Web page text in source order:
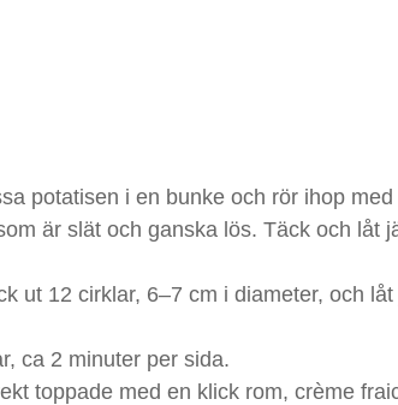
potatisen i en bunke och rör ihop
är slät och ganska lös. Täck och låt
ut 12 cirklar, 6–7 cm i diameter, och
ca 2 minuter per sida.
toppade med en klick rom, crème